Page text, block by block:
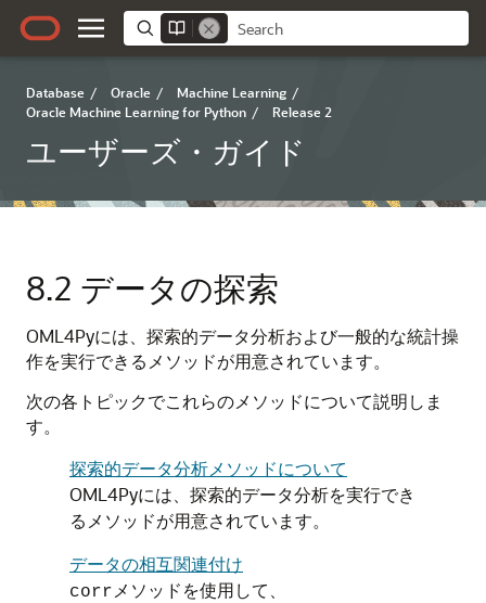
Database / Oracle / Machine Learning /
Oracle Machine Learning for Python / Release 2
ユーザーズ・ガイド
8.2 データの探索
OML4Pyには、探索的データ分析および一般的な統計操
作を実行できるメソッドが用意されています。
次の各トピックでこれらのメソッドについて説明しま
す。
探索的データ分析メソッドについて
OML4Pyには、探索的データ分析を実行でき
るメソッドが用意されています。
データの相互関連付け
corr メソッドを使用して、